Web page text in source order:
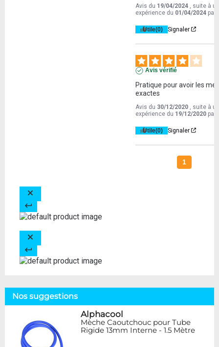
Avis du 19/04/2024
, suite à
expérience du 01/04/2024 par
Utile(0) Signaler
Avis vérifié
Pratique pour avoir les
exactes
Avis du 30/12/2020
, suite à
expérience du 19/12/2020 par
Utile(0) Signaler
1
Nos suggestions
Alphacool
Mèche Caoutchouc pour Tube
Rigide 13mm Interne - 1.5 Mètre